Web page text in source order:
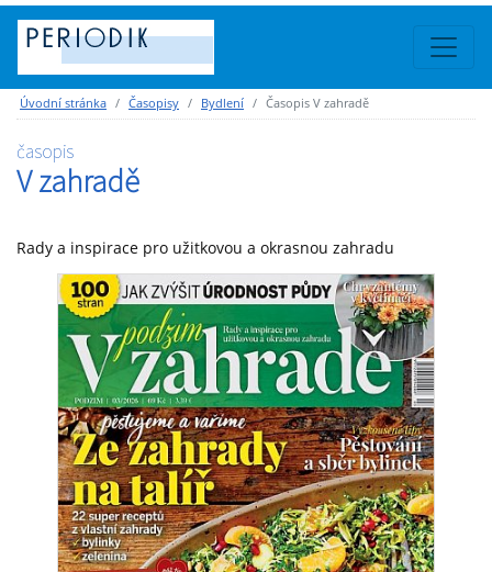
Úvodní stránka Časopisy Bydlení Časopis V zahradě
časopis
V zahradě
Rady a inspirace pro užitkovou a okrasnou zahradu